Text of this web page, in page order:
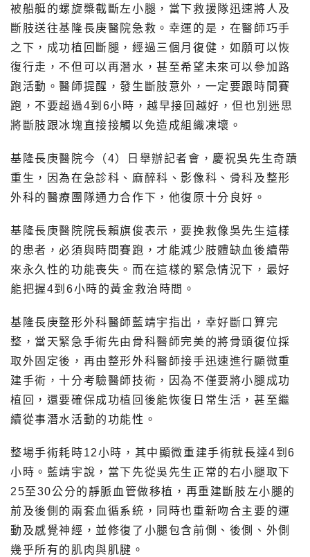
被船艇的螺旋槳截斷左小腿，當下救援隊迅速將人及
斷肢送往基隆長庚醫院急救。幸運的是，在醫師巧手
之下，成功植回斷腿，經過三個月復健，如願可以恢
復行走，不但可以再潛水，甚至希望未來可以參加路
跑活動。醫師提醒，發生斷肢意外，一定要跟時間賽
跑，不要超過4到6小時，越早接回越好，但也別迷思
將斷肢跟冰塊直接接觸以免造成組織凍壞。
基隆長庚醫院今（4）日舉辦記者會，慶祝吳先生奇蹟
重生，因為在急診科、麻醉科、影像科、骨科及整形
外科的醫療團隊通力合作下，他復原十分良好。
基隆長庚醫院院長賴旗俊表示，要挽救像吳先生這樣
的患者，必須與時間賽跑，才能減少肢體缺血後續帶
來永久性的功能喪失。而在這樣的緊急情況下，最好
能把握4到6小時的黃金救治時間。
基隆長庚整形外科醫師藍靖宇指出，幸好斷口算完
整，當天緊急手術先由骨科醫師完美的將骨頭復位採
取外固定後，再由整形外科醫師接手迅速進行顯微重
建手術，十分考驗醫師技術，因為不僅要將小腿成功
植回，還要確保成功植回後能恢復日常生活，甚至繼
續從事潛水活動的功能性。
整場手術耗時12小時，其中顯微重建手術就長達4到6
小時。藍靖宇說，當下先從吳先生正常的右小腿取下
25至30公分的靜脈血管做移植，再重建斷肢左小腿的
前及後側的兩套血循系統，同時也重新吻合主要的運
動及感覺神經，並修復了小腿包含前側、後側、外側
幾乎所有的肌肉與肌腱。